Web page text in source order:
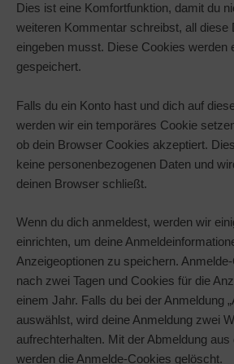
Dies ist eine Komfortfunktion, damit du
weiteren Kommentar schreibst, all diese
eingeben musst. Diese Cookies werden
gespeichert.
Falls du ein Konto hast und dich auf
werden wir ein temporäres Cookie
ob dein Browser Cookies akzeptiert.
keine personenbezogenen Daten und
deinen Browser schließt.
Wenn du dich anmeldest, werden wir
einrichten, um deine
Anzeigeoptionen zu speichern.
nach zwei Tagen und Cookies für die
einem Jahr. Falls du bei der Anmeldung
auswählst, wird deine Anmeldung zwei
aufrechterhalten. Mit der Abmeldung aus
werden die Anmelde-Cookies gelöscht.